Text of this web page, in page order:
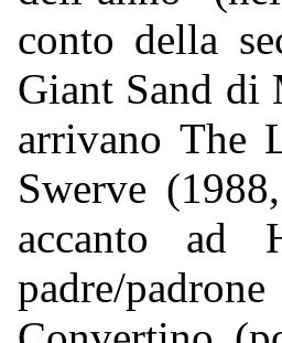
conto della
Giant Sand di
arrivano The
Swerve
accanto ad
padre/